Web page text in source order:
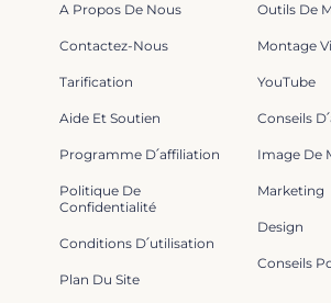
A Propos De Nous
Contactez-Nous
Tarification
Aide Et Soutien
Programme D՛affiliation
Politique De
Confidentialité
Conditions D՛utilisation
Plan Du Site
Outils De
Montage
YouTube
Conseils
Image De
Marketing
Design
Conseils